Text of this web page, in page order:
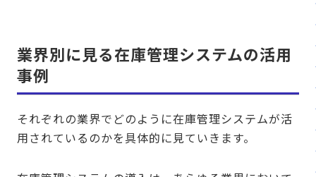
業界別に見る在庫管理システムの活用
事例
それぞれの業界でどのように在庫管理システムが活
用されているのかを具体的に見ていきます。